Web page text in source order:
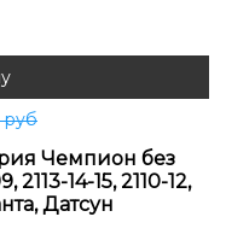
руб
Чемпион без
14-15, 2110-12,
Датсун